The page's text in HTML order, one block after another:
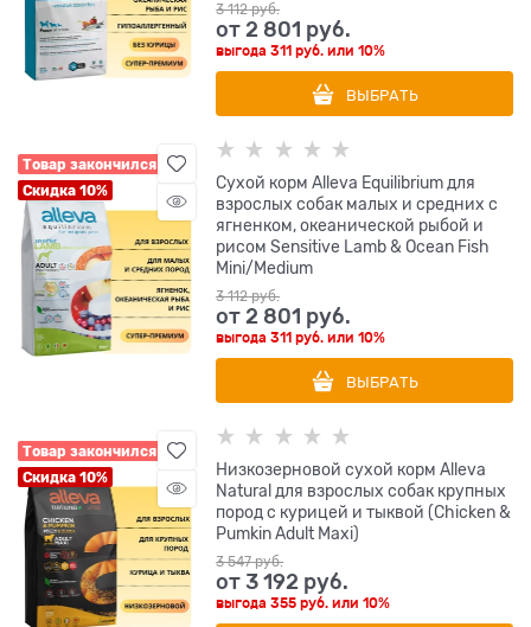
3 112 руб.
от2 801 руб.
выгода311 руб. или10%
ВЫБРАТЬ
Товар закончился
Скидка 10%
Сухой корм Alleva Equilibrium для
взрослых собак малых и средних с
ягненком, океанической рыбой и
рисом Sensitive Lamb & Ocean Fish
Mini/Medium
3 112 руб.
от2 801 руб.
выгода311 руб. или10%
ВЫБРАТЬ
Товар закончился
Скидка 10%
Низкозерновой сухой корм Alleva
Natural для взрослых собак крупных
пород с курицей и тыквой (Chicken &
Pumkin Adult Maxi)
3 547 руб.
от3 192 руб.
выгода355 руб. или10%